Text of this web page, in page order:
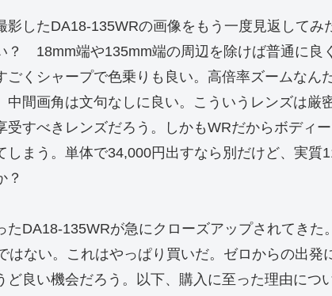
したDA18-135WRの画像をもう一度見返してみ
？ 18mm端や135mm端の周辺を除けば普通に良
ごくシャープで色乗りも良い。高倍率ズームなん
中間画角は文句なしに良い。こういうレンズは厳
受すべきレンズだろう。しかもWRだからボディ
まう。単体で34,000円出すなら別だけど、実質
？
たDA18-135WRが急にクローズアップされてきた
はない。これはやっぱり買いだ。ゼロからの出発
ど良い機会だろう。以下、購入に至った理由につ